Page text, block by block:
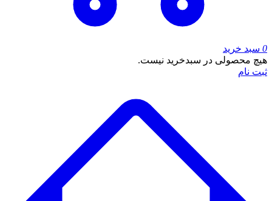
0 سبد خرید
هیچ محصولی در سبدخرید نیست.
ثبت نام